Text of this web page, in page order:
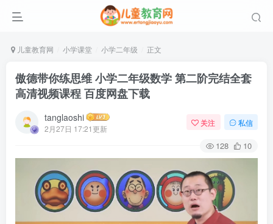
儿童教育网 小学课堂 小学二年级 正文
傲德带你练思维 小学二年级数学 第二阶完结全套
高清视频课程 百度网盘下载
tanglaoshi
2月27日 17:21更新
关注 私信
128 10